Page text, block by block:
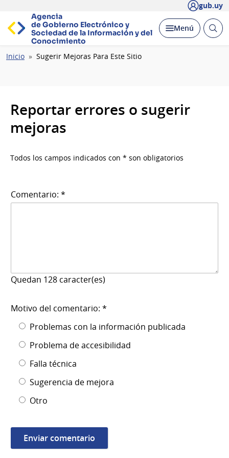
gub.uy
Agencia
de Gobierno Electrónico y
Sociedad de la Información y del
Conocimiento
Desplegar
Menú Abrir
Ruta
Inicio Sugerir Mejoras Para Este Sitio
Reportar errores o sugerir
mejoras
Todos los campos indicados con * son obligatorios
Comentario: *
Quedan 128 caracter(es)
Motivo del comentario: *
Problemas con la información publicada
Problema de accesibilidad
Falla técnica
Sugerencia de mejora
Otro